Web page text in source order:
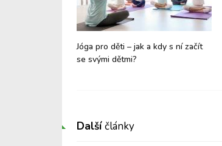
Jóga pro děti – jak a kdy s ní začít
se svými dětmi?
Dalšíčlánky